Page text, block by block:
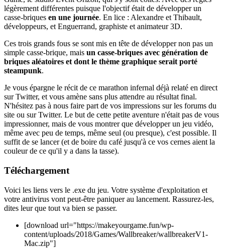
légèrement différentes puisque l'objectif était de développer un
casse-briques en une journée. En lice : Alexandre et Thibault,
développeurs, et Enguerrand, graphiste et animateur 3D.
Ces trois grands fous se sont mis en tête de développer non pas un
simple casse-brique, mais un casse-briques avec génération de
briques aléatoires et dont le thème graphique serait porté
steampunk.
Je vous épargne le récit de ce marathon infernal déjà relaté en direct
sur Twitter, et vous amène sans plus attendre au résultat final.
N'hésitez pas à nous faire part de vos impressions sur les forums du
site ou sur Twitter. Le but de cette petite aventure n'était pas de vous
impressionner, mais de vous montrer que développer un jeu vidéo,
même avec peu de temps, même seul (ou presque), c'est possible. Il
suffit de se lancer (et de boire du café jusqu'à ce vos cernes aient la
couleur de ce qu'il y a dans la tasse).
Téléchargement
Voici les liens vers le .exe du jeu. Votre système d'exploitation et
votre antivirus vont peut-être paniquer au lancement. Rassurez-les,
dites leur que tout va bien se passer.
[download url="https://makeyourgame.fun/wp-
content/uploads/2018/Games/Wallbreaker/wallbreakerV1-
Mac.zip"]